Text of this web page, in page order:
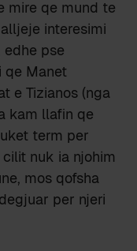
mire qe mund te
interesimi
edhe pse
qe Manet
e Tizianos (nga
kam llafin qe
term per
nuk ia njohim
mos qofsha
per njeri